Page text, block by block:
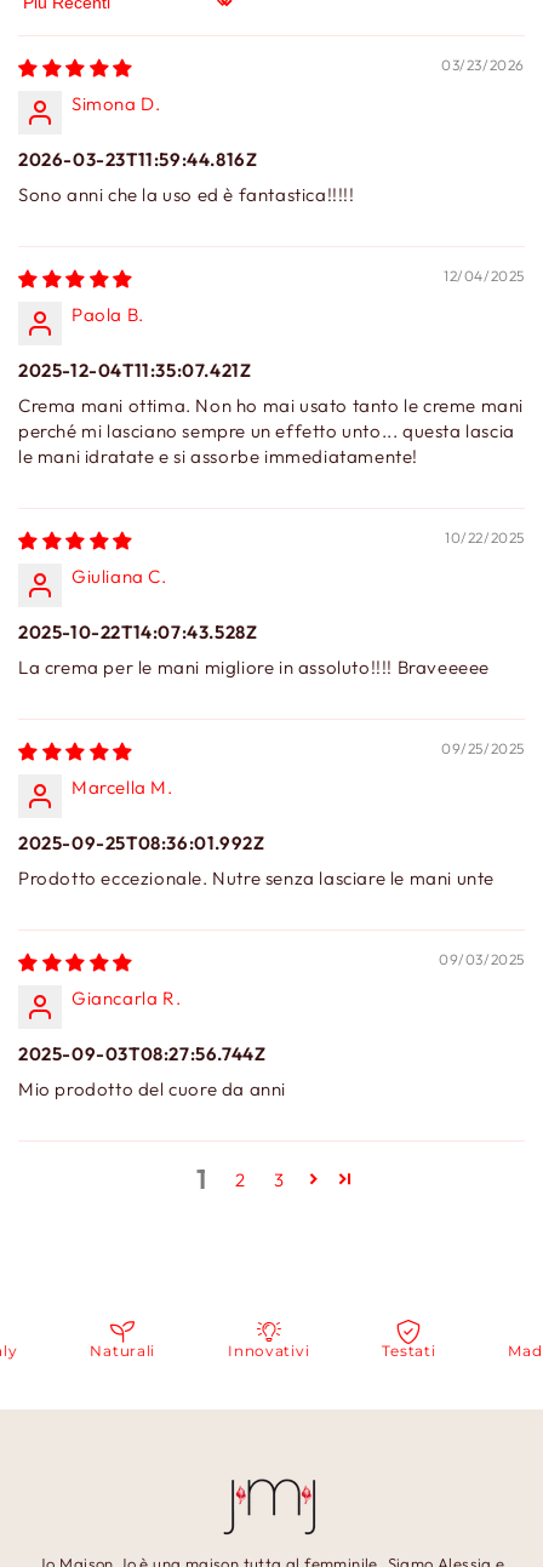
Sort by
03/23/2026
Simona D.
2026-03-23T11:59:44.816Z
Sono anni che la uso ed è fantastica!!!!!
12/04/2025
Paola B.
2025-12-04T11:35:07.421Z
Crema mani ottima. Non ho mai usato tanto le creme mani
perché mi lasciano sempre un effetto unto... questa lascia
le mani idratate e si assorbe immediatamente!
10/22/2025
Giuliana C.
2025-10-22T14:07:43.528Z
La crema per le mani migliore in assoluto!!!! Braveeeee
09/25/2025
Marcella M.
2025-09-25T08:36:01.992Z
Prodotto eccezionale. Nutre senza lasciare le mani unte
09/03/2025
Giancarla R.
2025-09-03T08:27:56.744Z
Mio prodotto del cuore da anni
1 2 3
Naturali Innovativi Testati